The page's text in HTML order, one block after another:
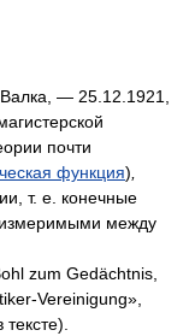
— 25.12.1921,
почти
функция)
т. е. конечные
между
zum Gedächtnis,
Vereinigung»,